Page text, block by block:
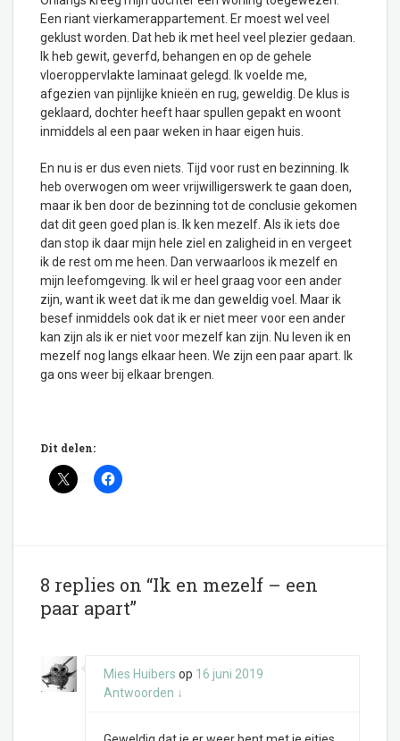
Een riant vierkamerappartement. Er moest wel veel
geklust worden. Dat heb ik met heel veel plezier gedaan.
Ik heb gewit, geverfd, behangen en op de gehele
vloeroppervlakte laminaat gelegd. Ik voelde me,
afgezien van pijnlijke knieën en rug, geweldig. De klus is
geklaard, dochter heeft haar spullen gepakt en woont
inmiddels al een paar weken in haar eigen huis.
En nu is er dus even niets. Tijd voor rust en bezinning. Ik
heb overwogen om weer vrijwilligerswerk te gaan doen,
maar ik ben door de bezinning tot de conclusie gekomen
dat dit geen goed plan is. Ik ken mezelf. Als ik iets doe
dan stop ik daar mijn hele ziel en zaligheid in en vergeet
ik de rest om me heen. Dan verwaarloos ik mezelf en
mijn leefomgeving. Ik wil er heel graag voor een ander
zijn, want ik weet dat ik me dan geweldig voel. Maar ik
besef inmiddels ook dat ik er niet meer voor een ander
kan zijn als ik er niet voor mezelf kan zijn. Nu leven ik en
mezelf nog langs elkaar heen. We zijn een paar apart. Ik
ga ons weer bij elkaar brengen.
Dit delen:
8 replies on “Ik en mezelf – een
paar apart”
Mies Huibers op 16 juni 2019
Antwoorden ↓